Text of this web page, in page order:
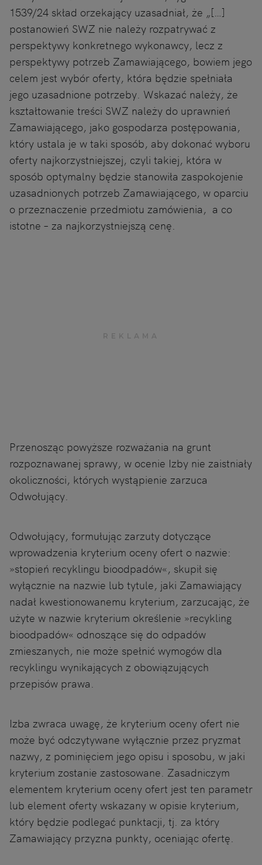
1539/24 skład orzekający uzasadniał, że „[…]
postanowień SWZ nie należy rozpatrywać z
perspektywy konkretnego wykonawcy, lecz z
perspektywy potrzeb Zamawiającego, bowiem jego
celem jest wybór oferty, która będzie spełniała
jego uzasadnione potrzeby. Wskazać należy, że
kształtowanie treści SWZ należy do uprawnień
Zamawiającego, jako gospodarza postępowania,
który ustala je w taki sposób, aby dokonać wyboru
oferty najkorzystniejszej, czyli takiej, która w
sposób optymalny będzie stanowiła zaspokojenie
uzasadnionych potrzeb Zamawiającego, w oparciu
o przeznaczenie przedmiotu zamówienia, a co
istotne – za najkorzystniejszą cenę.
Przenosząc powyższe rozważania na grunt
rozpoznawanej sprawy, w ocenie Izby nie zaistniały
okoliczności, których wystąpienie zarzuca
Odwołujący.
Odwołujący, formułując zarzuty dotyczące
wprowadzenia kryterium oceny ofert o nazwie:
»stopień recyklingu bioodpadów«, skupił się
wyłącznie na nazwie lub tytule, jaki Zamawiający
nadał kwestionowanemu kryterium, zarzucając, że
użyte w nazwie kryterium określenie »recykling
bioodpadów« odnoszące się do odpadów
zmieszanych, nie może spełnić wymogów dla
recyklingu wynikających z obowiązujących
przepisów prawa.
Izba zwraca uwagę, że kryterium oceny ofert nie
może być odczytywane wyłącznie przez pryzmat
nazwy, z pominięciem jego opisu i sposobu, w jaki
kryterium zostanie zastosowane. Zasadniczym
elementem kryterium oceny ofert jest ten parametr
lub element oferty wskazany w opisie kryterium,
który będzie podlegać punktacji, tj. za który
Zamawiający przyzna punkty, oceniając ofertę.